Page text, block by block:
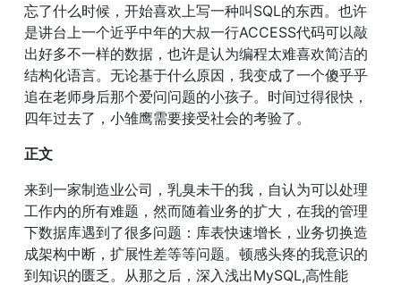
忘了什么时候，开始喜欢上写一种叫SQL的东西。也许
是讲台上一个近乎中年的大叔一行ACCESS代码可以敲
出好多不一样的数据，也许是认为编程太难喜欢简洁的
结构化语言。无论基于什么原因，我变成了一个傻乎乎
追在老师身后那个爱问问题的小孩子。时间过得很快，
四年过去了，小雏鹰需要接受社会的考验了。
正文
来到一家制造业公司，乳臭未干的我，自认为可以处理
工作内的所有难题，然而随着业务的扩大，在我的管理
下数据库遇到了很多问题：库表快速增长，业务切换造
成架构中断，扩展性差等等问题。顿感头疼的我意识的
到知识的匮乏。从那之后，深入浅出MySQL,高性能